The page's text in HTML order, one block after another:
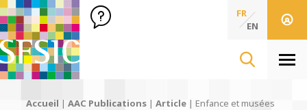
SFSIC Société Française des Sciences de l'Information & de
Société Française des Sciences
de l'Information
FR
EN
Accueil | AAC Publications | Article | Enfance et musées